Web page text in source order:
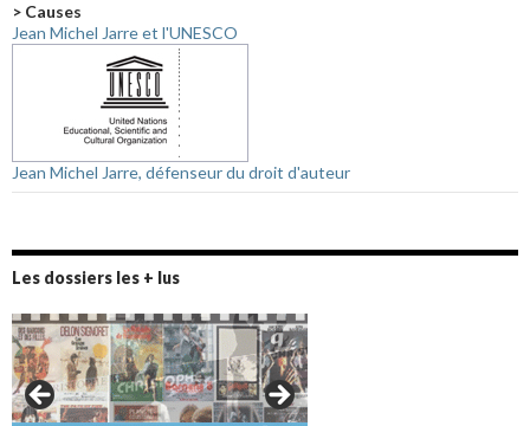
> Causes
Jean Michel Jarre et l'UNESCO
Jean Michel Jarre, défenseur du droit d'auteur
Les dossiers les + lus